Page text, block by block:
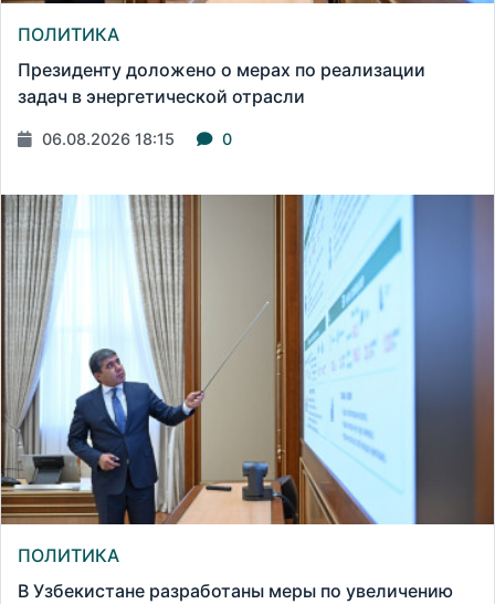
ПОЛИТИКА
Президенту доложено о мерах по реализации
задач в энергетической отрасли
06.08.2026 18:15 0
ПОЛИТИКА
В Узбекистане разработаны меры по увеличению